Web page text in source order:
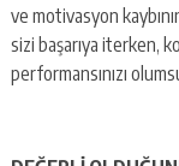
ve motivasyon
sizi başarıya iterken,
performansınızı